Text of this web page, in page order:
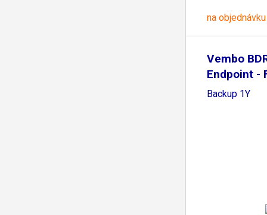
na objednávku
Vembo
Endpoint -
Backup 1Y